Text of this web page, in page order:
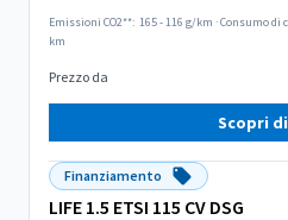
Emissioni CO2**: 165 - 116 g/km ·Consumo di
km
Prezzo da
Scopri
Finanziamento
LIFE 1.5 ETSI 115 CV DSG